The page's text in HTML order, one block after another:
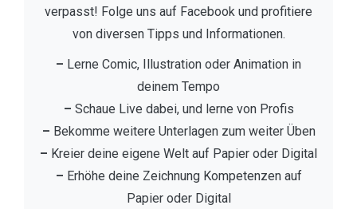
verpasst! Folge uns auf Facebook und profitiere
von diversen Tipps und Informationen.
– Lerne Comic, Illustration oder Animation in
deinem Tempo
– Schaue Live dabei, und lerne von Profis
– Bekomme weitere Unterlagen zum weiter Üben
– Kreier deine eigene Welt auf Papier oder Digital
– Erhöhe deine Zeichnung Kompetenzen auf
Papier oder Digital